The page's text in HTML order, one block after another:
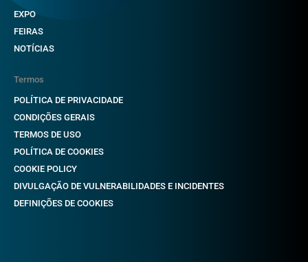
EXPO
FEIRAS
NOTÍCIAS
Termos
POLÍTICA DE PRIVACIDADE
CONDIÇÕES GERAIS
TERMOS DE USO
POLÍTICA DE COOKIES
COOKIE POLICY
DIVULGAÇÃO DE VULNERABILIDADES E INCIDENTES
DEFINIÇÕES DE COOKIES